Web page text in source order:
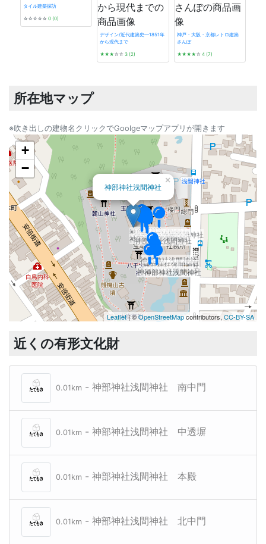
タイル建築探訪
☆☆☆☆☆ 0 (0)
デザイン/近代建築史―1851年
から現代まで
★★★☆☆ 3 (2)
神戸・大阪・京都レトロ建築
さんぽ
★★★★☆ 4 (7)
所在地マップ
※吹き出しの建物名クリックでGoolgeマップアプリが開きます
神部神社浅間神社
神部神社浅間神社
神部神社浅間神社
神部神社浅間神社
神部神社浅間神社
神部神社浅間神社
神部神社浅間神社
神部神社浅間神社
神部神社浅間神社
神部神社浅間神社
神部神社浅間神社
×
+
−
Leaflet| ©OpenStreetMapcontributors, CC-BY-SA
近くの有形文化財
0.01km - 神部神社浅間神社 南中門
0.01km - 神部神社浅間神社 中透塀
0.01km - 神部神社浅間神社 本殿
0.01km - 神部神社浅間神社 北中門